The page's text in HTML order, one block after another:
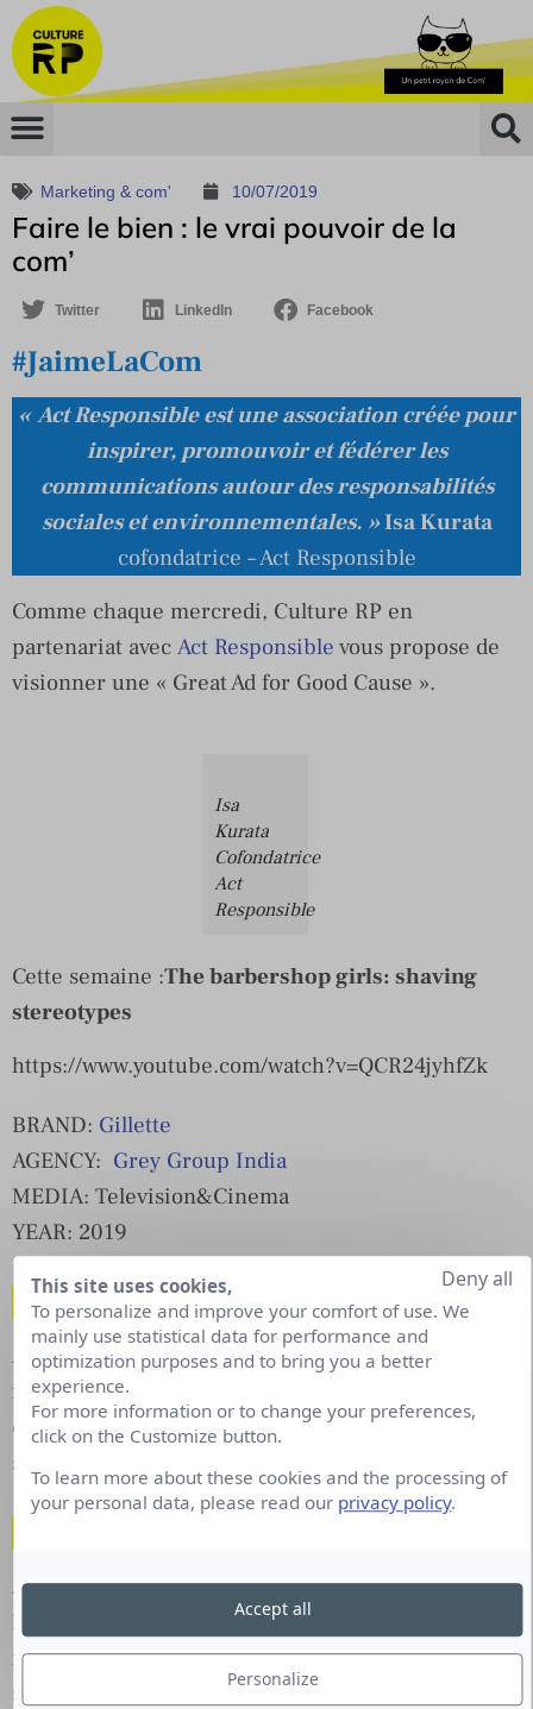
Marketing & com' 10/07/2019
Faire le bien : le vrai pouvoir de la
com’
Twitter LinkedIn Facebook
#JaimeLaCom
« Act Responsible est une association créée pour
inspirer, promouvoir et fédérer les
communications autour des responsabilités
sociales et environnementales. »Isa Kurata
cofondatrice – Act Responsible
Comme chaque mercredi, Culture RP en
partenariat avec Act Responsible vous propose de
visionner une « Great Ad for Good Cause ».
Isa
Kurata
Cofondatrice
Act
Responsible
Cette semaine :The barbershop girls: shaving
stereotypes
https://www.youtube.com/watch?v=QCR24jyhfZk
BRAND: Gillette
AGENCY: Grey Group India
MEDIA: Television&Cinema
YEAR: 2019
Qui est Act Responsible ?
Act Responsible est une association créée pour
inspirer, promouvoir et fédérer les
communications autour des responsabilités
sociales et environnementales.
Aimez et partagez les campagnes rassemblées par
l’association sur les réseaux sociaux, devenez
membres et soutenez le travail de l’association,
sensibilisez et éduquez aux grandes causes en
This site uses cookies,
To personalize and improve your comfort of use. We
mainly use statistical data for performance and
optimization purposes and to bring you a better
experience.
For more information or to change your preferences,
click on the Customize button.
To learn more about these cookies and the processing of
your personal data, please read our privacy policy.
Personalize
Deny all
Accept all